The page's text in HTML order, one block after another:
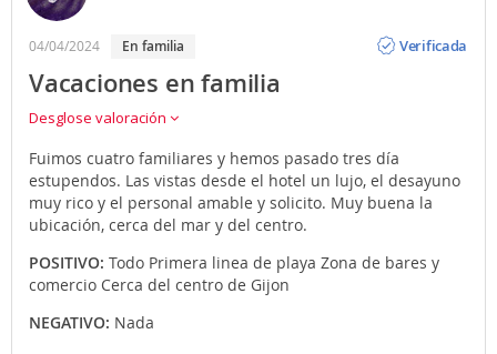
04/04/2024 En familia
Verificada
Vacaciones en familia
Desglose valoración
Fuimos cuatro familiares y hemos pasado tres día
estupendos. Las vistas desde el hotel un lujo, el desayuno
muy rico y el personal amable y solicito. Muy buena la
ubicación, cerca del mar y del centro.
POSITIVO: Todo Primera linea de playa Zona de bares y
comercio Cerca del centro de Gijon
NEGATIVO: Nada